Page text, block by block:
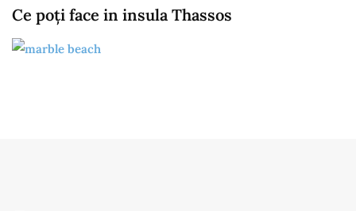
Ce poți face in insula Thassos